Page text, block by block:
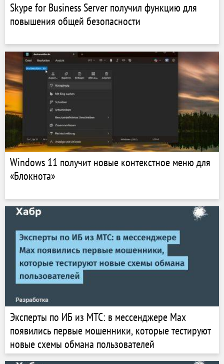
Skype for Business Server получил функцию для
повышения общей безопасности
Windows 11 получит новые контекстное меню для
«Блокнота»
Эксперты по ИБ из МТС: в мессенджере Max
появились первые мошенники, которые тестируют
новые схемы обмана пользователей